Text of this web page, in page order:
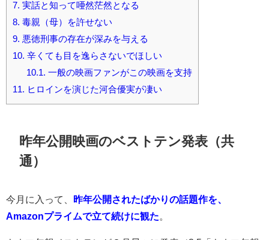
7. 実話と知って唖然茫然となる
8. 毒親（母）を許せない
9. 悪徳刑事の存在が深みを与える
10. 辛くても目を逸らさないでほしい
10.1. 一般の映画ファンがこの映画を支持
11. ヒロインを演じた河合優実が凄い
昨年公開映画のベストテン発表（共
通）
今月に入って、
昨年公開されたばかりの話題作を、
Amazonプライムで立て続けに観た。